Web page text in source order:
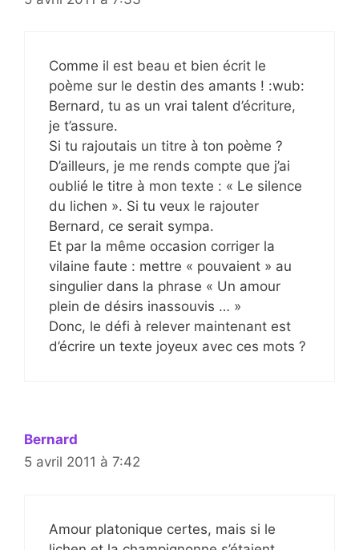
Comme il est beau et bien écrit le
poème sur le destin des amants ! :wub:
Bernard, tu as un vrai talent d’écriture,
je t’assure.
Si tu rajoutais un titre à ton poème ?
D’ailleurs, je me rends compte que j’ai
oublié le titre à mon texte : « Le silence
du lichen ». Si tu veux le rajouter
Bernard, ce serait sympa.
Et par la même occasion corriger la
vilaine faute : mettre « pouvaient » au
singulier dans la phrase « Un amour
plein de désirs inassouvis … »
Donc, le défi à relever maintenant est
d’écrire un texte joyeux avec ces mots ?
Bernard
5 avril 2011 à 7:42
Amour platonique certes, mais si le